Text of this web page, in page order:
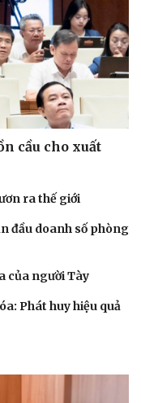
cầu cho xuất
ra thế giới
đầu doanh số phòng
của người Tày
Phát huy hiệu quả